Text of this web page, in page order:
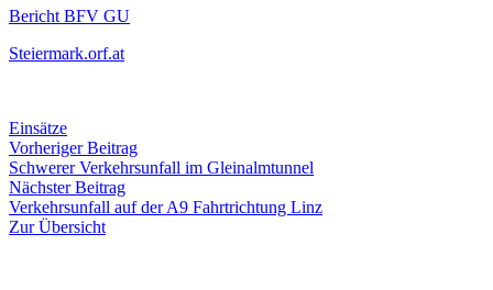
Bericht BFV GU
Steiermark.orf.at
Einsätze
Beitragsnavigation
Vorheriger BeitragVorheriger
Beitrag:
Schwerer Verkehrsunfall im Gleinalmtunnel
Nächster BeitragNächster
Beitrag:
Verkehrsunfall auf der A9 Fahrtrichtung Linz
Zur Übersicht